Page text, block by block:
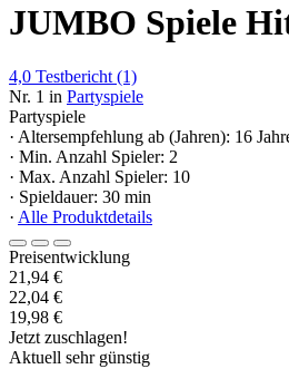
JUMBO Spiele
4,0 Testbericht (1)
Nr. 1 in Partyspiele
Partyspiele
· Altersempfehlung ab (Jahren): 16
· Min. Anzahl Spieler: 2
· Max. Anzahl Spieler: 10
· Spieldauer: 30 min
· Alle Produktdetails
Preisentwicklung
21,94 €
22,04 €
19,98 €
Jetzt zuschlagen!
Aktuell sehr günstig